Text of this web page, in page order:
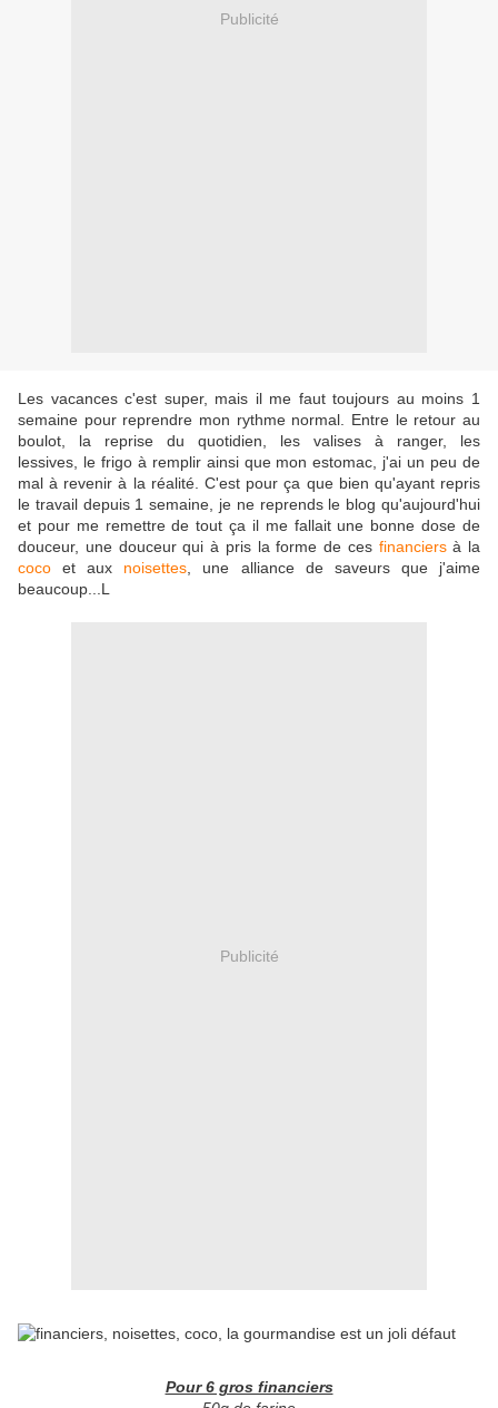
Publicité
Les vacances c'est super, mais il me faut toujours au moins 1
semaine pour reprendre mon rythme normal. Entre le retour au
boulot, la reprise du quotidien, les valises à ranger, les
lessives, le frigo à remplir ainsi que mon estomac, j'ai un peu de
mal à revenir à la réalité. C'est pour ça que bien qu'ayant repris
le travail depuis 1 semaine, je ne reprends le blog qu'aujourd'hui
et pour me remettre de tout ça il me fallait une bonne dose de
douceur, une douceur qui à pris la forme de ces financiersà la
coco et aux noisettes , une alliance de saveurs que j'aime
beaucoup...L
Publicité
Pour 6 gros financiers